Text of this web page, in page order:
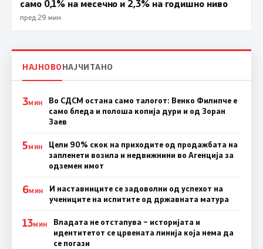
само 0,1% на месечно и 2,3% на годишно ниво
пред 29 мин.
НАЈНОВОНАЈЧИТАНО
3МИН
Во СДСМ остана само талогот: Венко Филипче е
само бледа и полоша копија дури и од Зоран
Заев
5МИН
Цели 90% скок на приходите од продажбата на
запленети возила и недвижнини во Агенција за
одземен имот
6МИН
И наставниците се задоволни од успехот на
учениците на испитите од државната матура
13МИН
Владата не отстапува – историјата и
идентитетот се црвената линија која нема да
се погази